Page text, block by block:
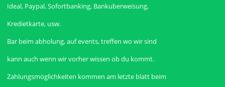
Ideal, Paypal, Sofortbanking, Bankuberweisung,
Kredietkarte, usw.
Bar beim abholung, auf events, treffen wo wir sind
kann auch wenn wir vorher wissen ob du kommt.
Zahlungsmöglichkeiten kommen am letzte blatt beim